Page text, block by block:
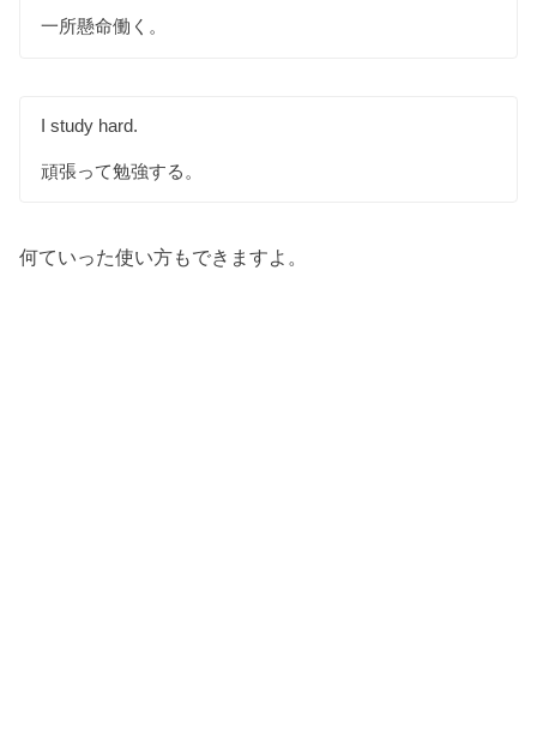
一所懸命働く。
I study hard.
頑張って勉強する。
何ていった使い方もできますよ。